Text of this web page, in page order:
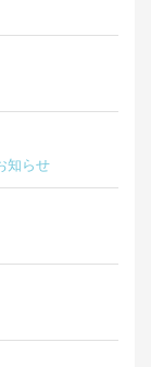
知らせ